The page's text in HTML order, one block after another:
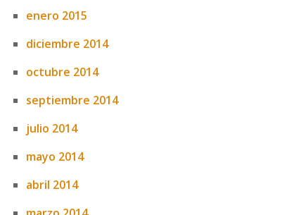
enero 2015
diciembre 2014
octubre 2014
septiembre 2014
julio 2014
mayo 2014
abril 2014